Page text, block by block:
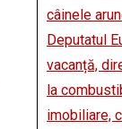
câinele
Deputatul
vacanță,
la
imobiliare,